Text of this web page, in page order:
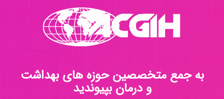
به جمع متخصصین حوزه های بهداشت
و درمان بپیوندید